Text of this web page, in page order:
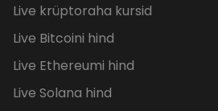
Live krüptoraha kursid
Live Bitcoini hind
Live Ethereumi hind
Live Solana hind